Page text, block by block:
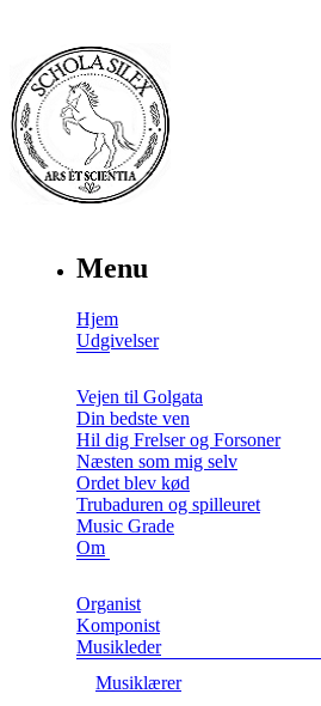
Menu
Hjem
Udgivelser
Vejen til Golgata
Din bedste ven
Hil dig Frelser og Forsoner
Næsten som mig selv
Ordet blev kød
Trubaduren og spilleuret
Music Grade
Om
Organist
Komponist
Musikleder
Musiklærer